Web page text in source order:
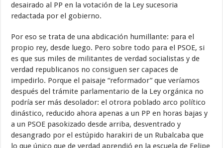
desairado al PP en la votación de la Ley sucesoria
redactada por el gobierno.
Por eso se trata de una abdicación humillante: para el
propio rey, desde luego. Pero sobre todo para el PSOE, si
es que sus miles de militantes de verdad socialistas y de
verdad republicanos no consiguen ser capaces de
impedirlo. Porque el paisaje “reformador” que veríamos
después del trámite parlamentario de la Ley orgánica no
podría ser más desolador: el otrora poblado arco político
dinástico, reducido ahora apenas a un PP en horas bajas y
a un PSOE pasokizado desde arriba, desventrado y
desangrado por el estúpido harakiri de un Rubalcaba que
lo que único que de verdad aprendió en la escuela de Felipe